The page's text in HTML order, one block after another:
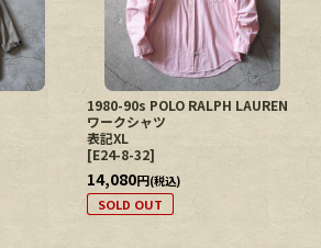
1980-90s POLO RALPH LAUREN
ワークシャツ
表記XL
[E24-8-32]
14,080円(税込)
SOLD OUT